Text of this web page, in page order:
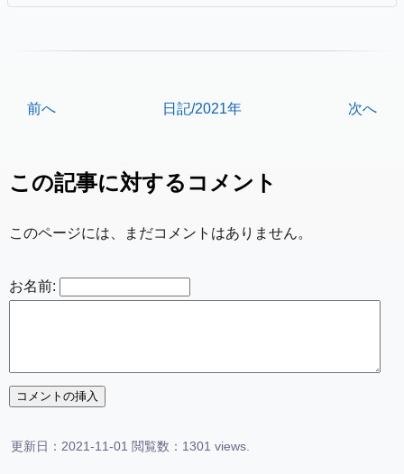
whereas AFP (≥ 400 ng/mL) (HR 1.402, P = 0.009),
(HR 1.875, P < 0.001) were significant. Lenvatinib ca
ン配送商品なら通常配送無料。
前へ 次へ
日記/2021年
この記事に対するコメント
このページには、まだコメントはありません。
お名前:
更新日：2021-11-01 閲覧数：1301 views.